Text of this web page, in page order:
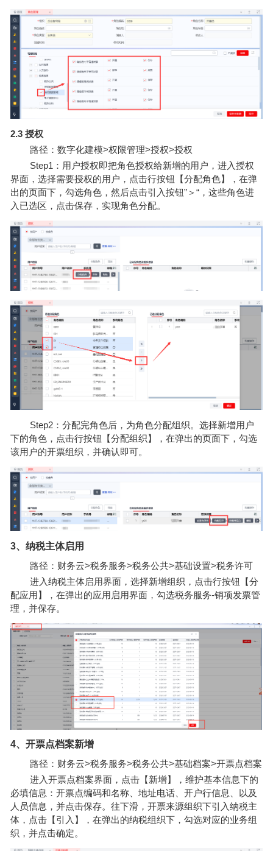
2.3 授权
路径：数字化建模>权限管理>授权>授权
Step1：用户授权即把角色授权给新增的用户，进入授权
界面，选择需要授权的用户，点击行按钮【分配角色】，在弹
出的页面下，勾选角色，然后点击引入按钮”＞“，这些角色进
入已选区，点击保存，实现角色分配。
Step2：分配完角色后，为角色分配组织。选择新增用户
下的角色，点击行按钮【分配组织】，在弹出的页面下，勾选
该用户的开票组织，并确认即可。
3、纳税主体启用
路径：财务云>税务服务>税务公共>基础设置>税务许可
进入纳税主体启用界面，选择新增组织，点击行按钮【分
配应用】，在弹出的应用启用界面，勾选税务服务-销项发票管
理，并保存。
4、开票点档案新增
路径：财务云>税务服务>税务公共>基础档案>开票点档案
进入开票点档案界面，点击【新增】，维护基本信息下的
必填信息：开票点编码和名称、地址电话、开户行信息、以及
人员信息，并点击保存。往下滑，开票来源组织下引入纳税主
体，点击【引入】，在弹出的纳税组织下，勾选对应的业务组
织，并点击确定。